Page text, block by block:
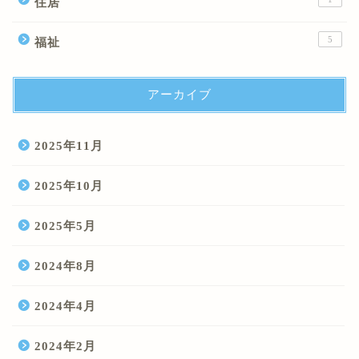
福祉 5
アーカイブ
2025年11月
2025年10月
2025年5月
2024年8月
2024年4月
2024年2月